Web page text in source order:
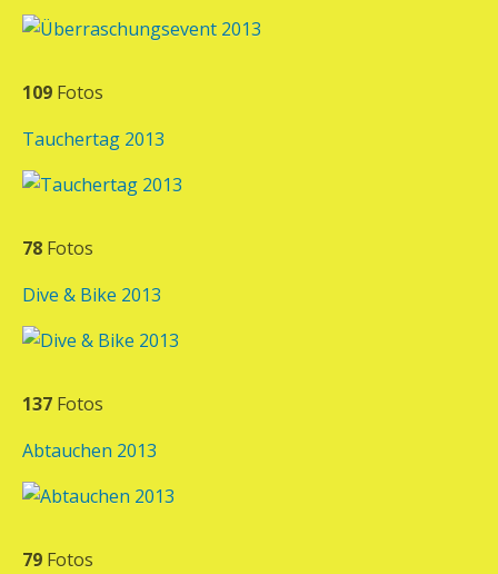
109 Fotos
Tauchertag 2013
78 Fotos
Dive & Bike 2013
137 Fotos
Abtauchen 2013
79 Fotos